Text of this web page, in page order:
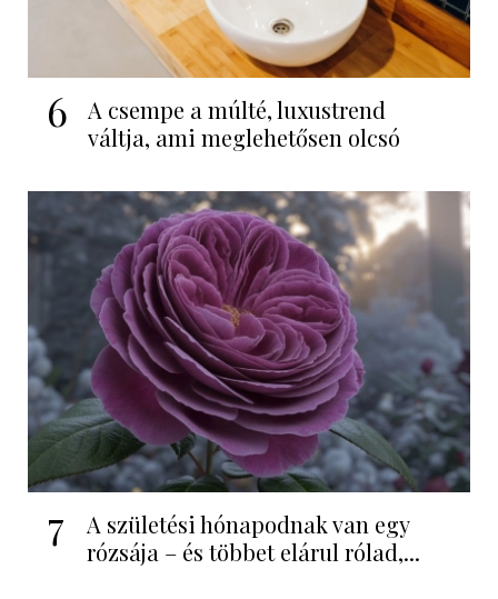
6
A csempe a múlté, luxustrend
váltja, ami meglehetősen olcsó
7
A születési hónapodnak van egy
rózsája – és többet elárul rólad,...